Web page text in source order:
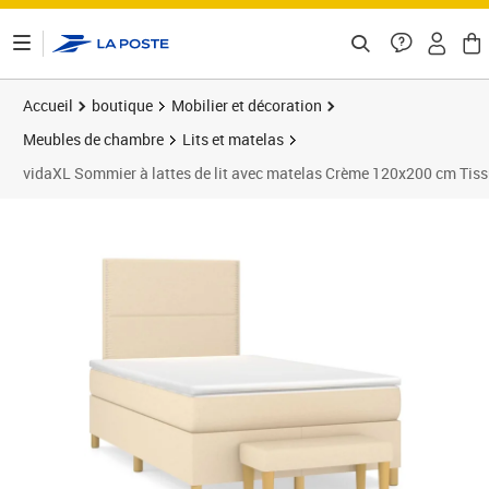
Accueil boutique
Mobilier et décoration
Meubles de chambre
Lits et matelas
vidaXL Sommier à lattes de lit avec matelas Crème 120x200 cm